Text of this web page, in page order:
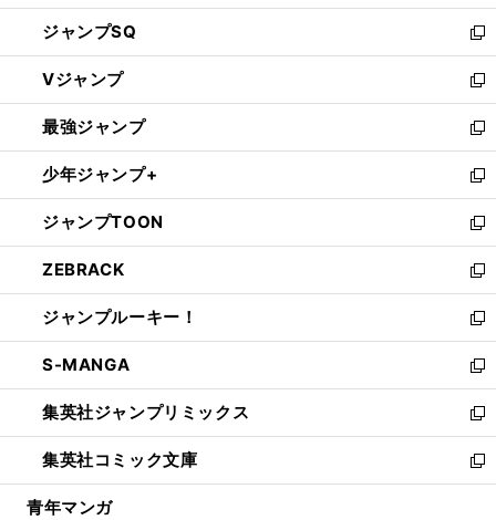
し
い
ウ
ィ
ン
ド
ウ
で
開
く
ジャンプSQ
新
し
い
ウ
ィ
ン
ド
ウ
で
開
く
Vジャンプ
新
し
い
ウ
ィ
ン
ド
ウ
で
開
く
最強ジャンプ
新
し
い
ウ
ィ
ン
ド
ウ
で
開
く
少年ジャンプ+
新
し
い
ウ
ィ
ン
ド
ウ
で
開
く
ジャンプTOON
新
し
い
ウ
ィ
ン
ド
ウ
で
開
く
ZEBRACK
新
し
い
ウ
ィ
ン
ド
ウ
で
開
ジャンプルーキー！
新
し
い
ウ
ィ
ン
ド
ウ
S-MANGA
新
し
い
ウ
ィ
ン
集英社ジャンプリミックス
新
し
い
ウ
集英社コミック文庫
新
し
青年マンガ